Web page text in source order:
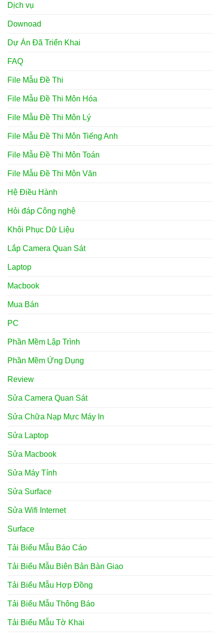
Dịch vụ
Downoad
Dự Án Đã Triển Khai
FAQ
File Mẫu Đề Thi
File Mẫu Đề Thi Môn Hóa
File Mẫu Đề Thi Môn Lý
File Mẫu Đề Thi Môn Tiếng Anh
File Mẫu Đề Thi Môn Toán
File Mẫu Đề Thi Môn Văn
Hệ Điều Hành
Hỏi đáp Công nghệ
Khôi Phục Dữ Liệu
Lắp Camera Quan Sát
Laptop
Macbook
Mua Bán
PC
Phần Mềm Lập Trình
Phần Mềm Ứng Dụng
Review
Sửa Camera Quan Sát
Sửa Chữa Nạp Mực Máy In
Sửa Laptop
Sửa Macbook
Sửa Máy Tính
Sửa Surface
Sửa Wifi Internet
Surface
Tải Biểu Mẫu Báo Cáo
Tải Biểu Mẫu Biên Bản Bàn Giao
Tải Biểu Mẫu Hợp Đồng
Tải Biểu Mẫu Thông Báo
Tải Biểu Mẫu Tờ Khai